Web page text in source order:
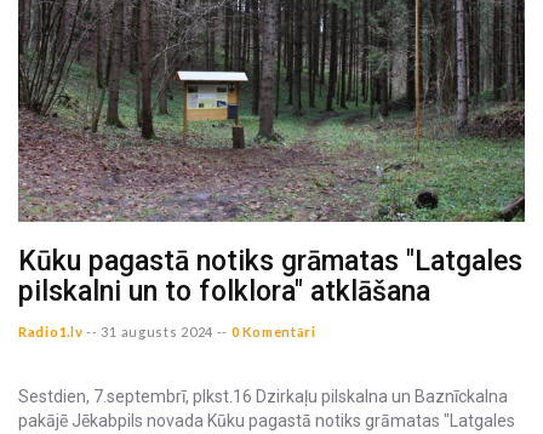
Kūku pagastā notiks grāmatas "Latgales
pilskalni un to folklora" atklāšana
Radio1.lv -- 31 augusts 2024 -- 0 Komentāri
Sestdien, 7.septembrī, plkst.16 Dzirkaļu pilskalna un Baznīckalna
pakājē Jēkabpils novada Kūku pagastā notiks grāmatas "Latgales